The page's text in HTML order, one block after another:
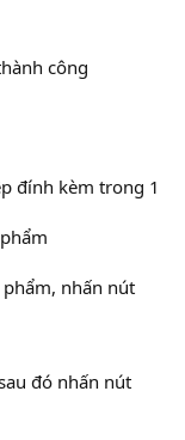
công
đính kèm trong 1
nhấn nút
đó nhấn nút